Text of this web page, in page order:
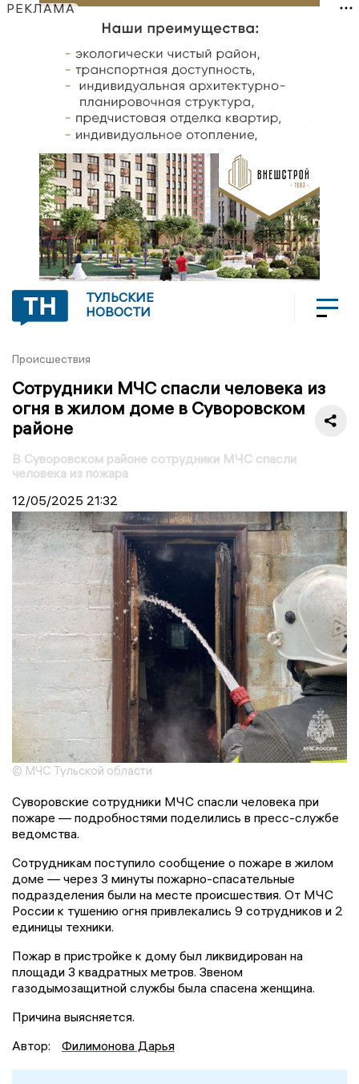
РЕКЛАМА
ТУЛЬСКИЕ
НОВОСТИ
Происшествия
Сотрудники МЧС спасли человека из
огня в жилом доме в Суворовском
районе
В Суворовском районе сотрудники МЧС спасли
человека из пожара
12/05/2025 21:32
© МЧС Тульской области
Суворовские сотрудники МЧС спасли человека при
пожаре — подробностями поделились в пресс-службе
ведомства.
Сотрудникам поступило сообщение о пожаре в жилом
доме — через 3 минуты пожарно-спасательные
подразделения были на месте происшествия. От МЧС
России к тушению огня привлекались 9 сотрудников и 2
единицы техники.
Пожар в пристройке к дому был ликвидирован на
площади 3 квадратных метров. Звеном
газодымозащитной службы была спасена женщина.
Причина выясняется.
Автор:
Филимонова Дарья